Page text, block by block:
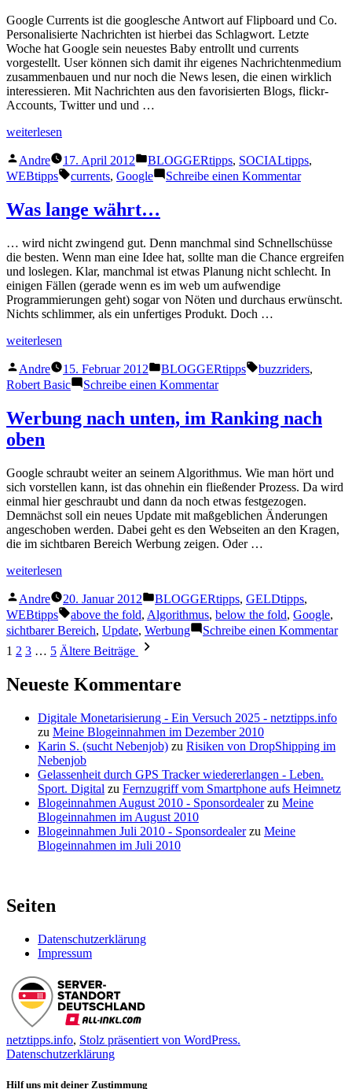
Affiliateseite
auf
WordPress-
Basis
Google Currents ist die googlesche Antwort auf Flipboard und Co.
Personalisierte Nachrichten ist hierbei das Schlagwort. Letzte
Woche hat Google sein neuestes Baby entrollt und currents
vorgestellt. User können sich damit ihr eigenes Nachrichtenmedium
zusammenbauen und nur noch die News lesen, die einen wirklich
interessieren. Mit Nachrichten aus den favorisierten Blogs, flickr-
Accounts, Twitter und und …
„Google
im
Eigenbau“
weiterlesen
Veröffentlicht
von
Andre 17. April 2012
Veröffentlicht
unter
BLOGGERtipps, SOCIALtipps,
WEBtipps
Schlagwörter:
currents, Google Schreibe einen Kommentarzu
Was lange währt…
… wird nicht zwingend gut. Denn manchmal sind Schnellschüsse
die besten. Wenn man eine Idee hat, sollte man die Chance ergreifen
und loslegen. Klar, manchmal ist etwas Planung nicht schlecht. In
einigen Fällen (gerade wenn es im web um aufwendige
Programmierungen geht) sogar von Nöten und durchaus erwünscht.
Nichts schlimmer, als ein unfertiges Produkt. Doch …
„Was
währt…“
weiterlesen
Veröffentlicht
von
Andre 15. Februar 2012
Veröffentlicht
unter
BLOGGERtipps Schlagwörter:
buzzriders,
Robert Basic
Schreibe einen Kommentarzu
lange
währt…
Werbung nach unten, im Ranking nach
oben
Google schraubt weiter an seinem Algorithmus. Wie man hört und
sich vorstellen kann, ist das ohnehin ein fließender Prozess. Da wird
einmal hier geschraubt und dann da noch etwas festgezogen.
Demnächst soll ein neues Update mit maßgeblichen Änderungen
angeschoben werden. Dabei geht es den Webseiten an den Kragen,
die im sichtbaren Bereich Werbung zeigen. Oder …
„Werbung
unten,
im
Ranking
nach
oben“
weiterlesen
Veröffentlicht
von
Andre 20. Januar 2012
Veröffentlicht
unter
BLOGGERtipps, GELDtipps,
WEBtipps
Schlagwörter:
above the fold, Algorithmus, below the fold, Google,
sichtbarer Bereich, Update, Werbung Schreibe einen Kommentarzu
Seitennummerierung
Beiträge
1 2 3 … 5 Ältere Beiträge
Neueste Kommentare
Digitale Monetarisierung - Ein Versuch 2025 - netztipps.info
zu Meine Blogeinnahmen im Dezember 2010
Karin S. (sucht Nebenjob) zu Risiken von DropShipping im
Nebenjob
Gelassenheit durch GPS Tracker wiedererlangen - Leben.
Sport. Digital zu Fernzugriff vom Smartphone aufs Heimnetz
Blogeinnahmen August 2010 - Sponsordealerzu Meine
Blogeinnahmen im August 2010
Blogeinnahmen Juli 2010 - Sponsordealerzu Meine
Blogeinnahmen im Juli 2010
Seiten
Datenschutzerklärung
Impressum
netztipps.info, Stolz präsentiert von WordPress.
Datenschutzerklärung
Hilf uns mit deiner Zustimmung